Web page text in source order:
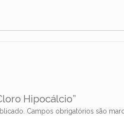
Hipocálcio”
Campos obrigatórios são